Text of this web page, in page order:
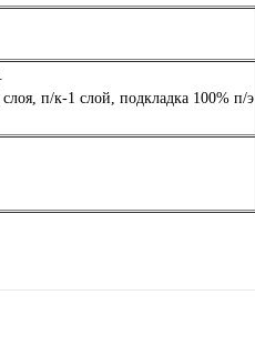
п/к-1 слой, подкладка 100% п/э